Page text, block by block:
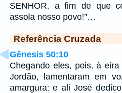
SENHOR, a fim de que
assola nosso povo!”…
Referência Cruzada
Gênesis 50:10
Chegando eles, pois, à
Jordão, lamentaram em
amargura; e ali José